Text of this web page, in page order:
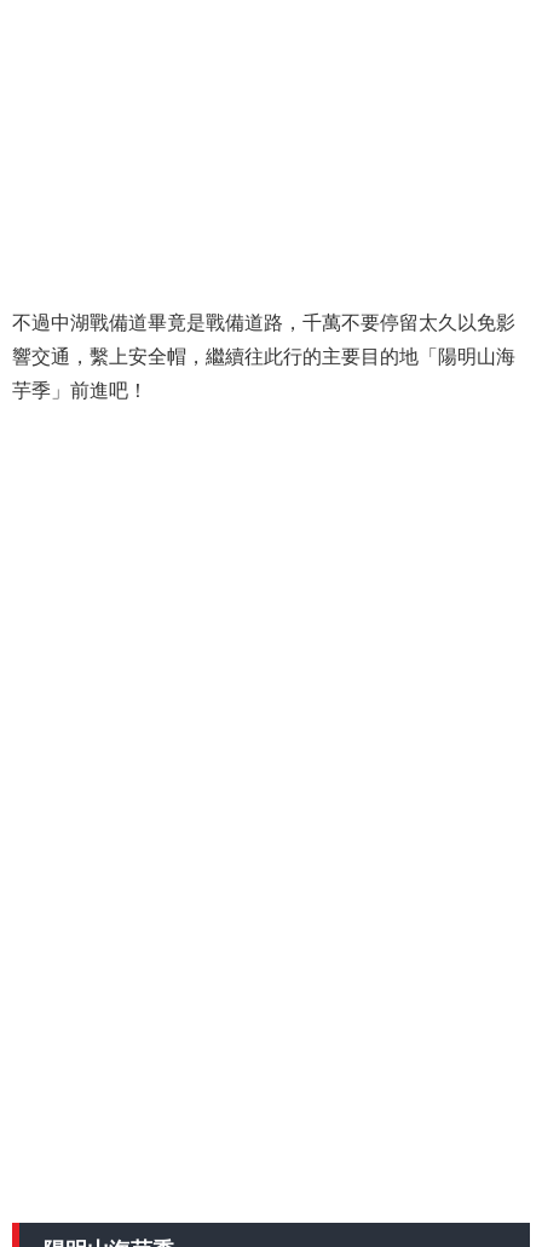
不過中湖戰備道畢竟是戰備道路，千萬不要停留太久以免影
響交通，繫上安全帽，繼續往此行的主要目的地「陽明山海
芋季」前進吧！